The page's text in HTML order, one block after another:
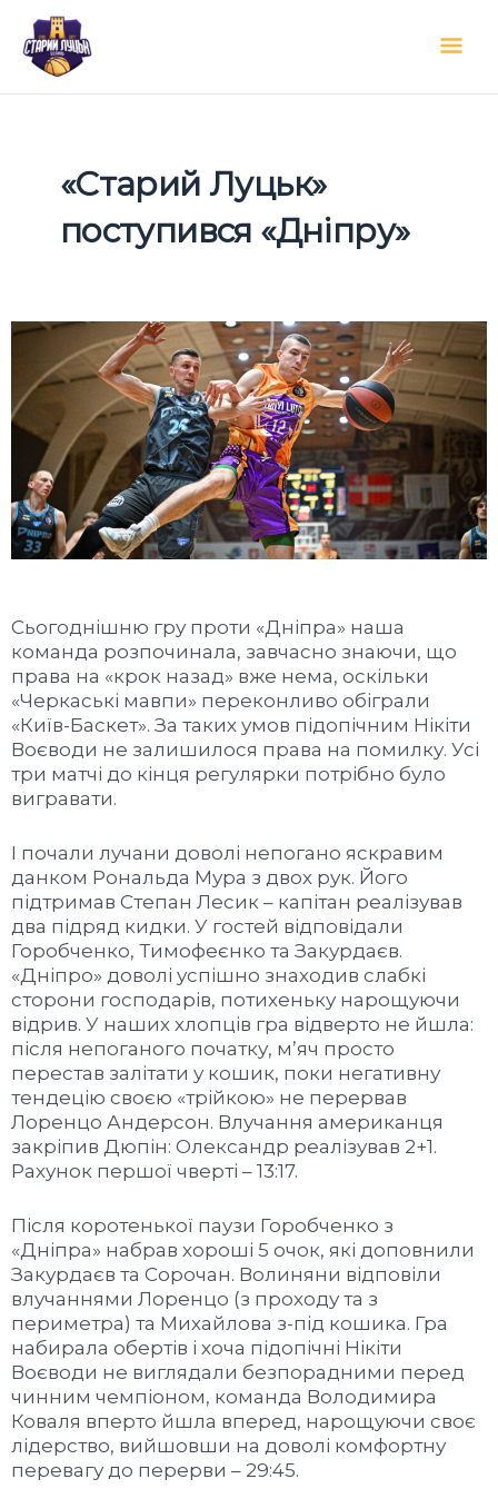
вмісту
«Старий Луцьк»
поступився «Дніпру»
Сьогоднішню гру проти «Дніпра» наша
команда розпочинала, завчасно знаючи, що
права на «крок назад» вже нема, оскільки
«Черкаські мавпи» переконливо обіграли
«Київ-Баскет». За таких умов підопічним Нікіти
Воєводи не залишилося права на помилку. Усі
три матчі до кінця регулярки потрібно було
вигравати.
І почали лучани доволі непогано яскравим
данком Рональда Мура з двох рук. Його
підтримав Степан Лесик – капітан реалізував
два підряд кидки. У гостей відповідали
Горобченко, Тимофеєнко та Закурдаєв.
«Дніпро» доволі успішно знаходив слабкі
сторони господарів, потихеньку нарощуючи
відрив. У наших хлопців гра відверто не йшла:
після непоганого початку, мʼяч просто
перестав залітати у кошик, поки негативну
тендецію своєю «трійкою» не перервав
Лоренцо Андерсон. Влучання американця
закріпив Дюпін: Олександр реалізував 2+1.
Рахунок першої чверті – 13:17.
Після коротенької паузи Горобченко з
«Дніпра» набрав хороші 5 очок, які доповнили
Закурдаєв та Сорочан. Волиняни відповіли
влучаннями Лоренцо (з проходу та з
периметра) та Михайлова з-під кошика. Гра
набирала обертів і хоча підопічні Нікіти
Воєводи не виглядали безпорадними перед
чинним чемпіоном, команда Володимира
Коваля вперто йшла вперед, нарощуючи своє
лідерство, вийшовши на доволі комфортну
перевагу до перерви – 29:45.